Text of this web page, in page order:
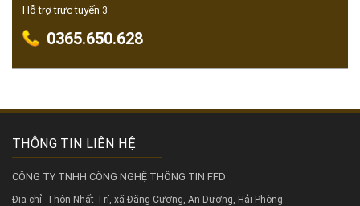
Hỗ trợ trực tuyến 3
0365.650.628
THÔNG TIN LIÊN HỆ
CÔNG TY TNHH CÔNG NGHỆ THÔNG TIN FFD
Địa chỉ: Thôn Nhất Trí, xã Đặng Cương, An Dương, Hải Phòng